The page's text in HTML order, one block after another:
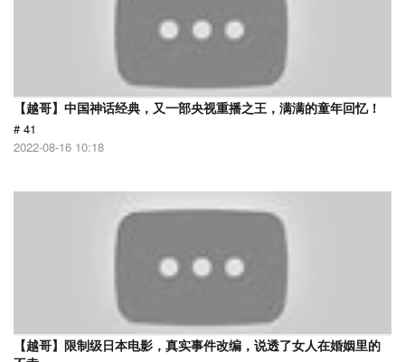
【越哥】中国神话经典，又一部央视重播之王，满满的童年回忆！
# 41
2022-08-16 10:18
【越哥】限制级日本电影，真实事件改编，说透了女人在婚姻里的